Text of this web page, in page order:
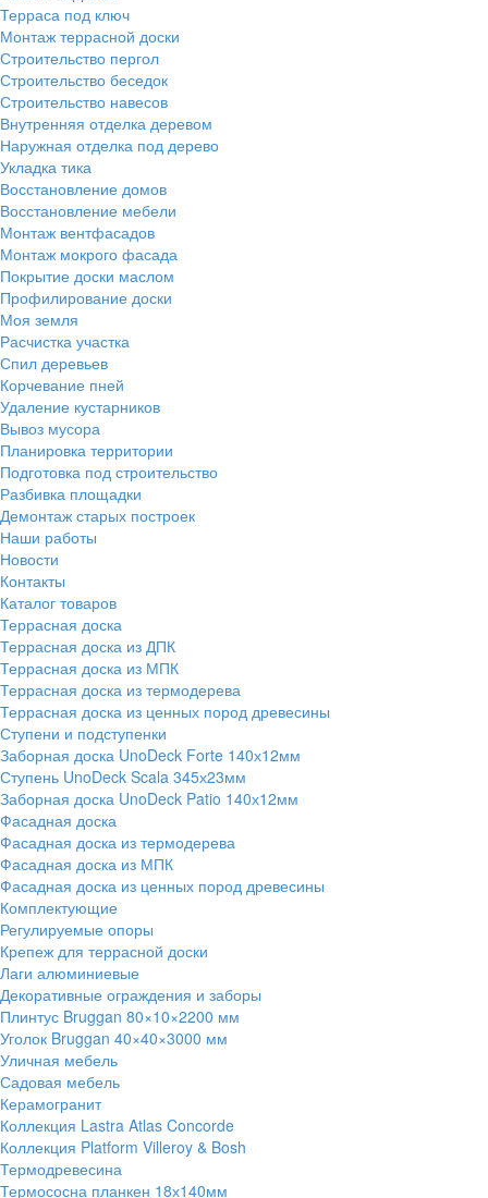
Терраса под ключ
Монтаж террасной доски
Строительство пергол
Строительство беседок
Строительство навесов
Внутренняя отделка деревом
Наружная отделка под дерево
Укладка тика
Восстановление домов
Восстановление мебели
Монтаж вентфасадов
Монтаж мокрого фасада
Покрытие доски маслом
Профилирование доски
Моя земля
Расчистка участка
Спил деревьев
Корчевание пней
Удаление кустарников
Вывоз мусора
Планировка территории
Подготовка под строительство
Разбивка площадки
Демонтаж старых построек
Наши работы
Новости
Контакты
Каталог товаров
Террасная доска
Террасная доска из ДПК
Террасная доска из МПК
Террасная доска из термодерева
Террасная доска из ценных пород древесины
Ступени и подступенки
Заборная доска UnoDeck Forte 140х12мм
Ступень UnoDeck Scala 345х23мм
Заборная доска UnoDeck Patio 140х12мм
Фасадная доска
Фасадная доска из термодерева
Фасадная доска из МПК
Фасадная доска из ценных пород древесины
Комплектующие
Регулируемые опоры
Крепеж для террасной доски
Лаги алюминиевые
Декоративные ограждения и заборы
Плинтус Bruggan 80×10×2200 мм
Уголок Bruggan 40×40×3000 мм
Уличная мебель
Садовая мебель
Керамогранит
Коллекция Lastra Atlas Concorde
Коллекция Platform Villeroy & Bosh
Термодревесина
Термососна планкен 18х140мм